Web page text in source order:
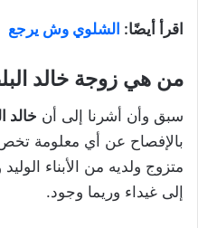
اقرأ أيضًا: الشلوي وش يرجع
من هي زوجة خالد
سبق وأن أشرنا إلى أن خالد
بالإفصاح عن أي معلومة
متزوج ولديه من الأبناء
إلى غيداء وريما وجود.